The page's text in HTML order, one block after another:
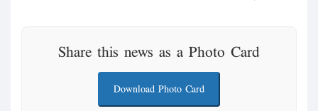
Share this news as a Photo Card
Download Photo Card